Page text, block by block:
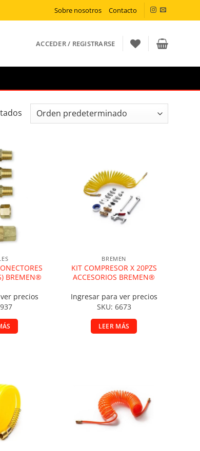
Sobre nosotros Contacto
ACCEDER / REGISTRARSE
de deseos
BREMEN®
precios
Añadir a la lista de deseos
BREMEN
KIT COMPRESOR X 20PZS
ACCESORIOS BREMEN®
Ingresar para ver precios
SKU: 6673
LEER MÁS
de deseos